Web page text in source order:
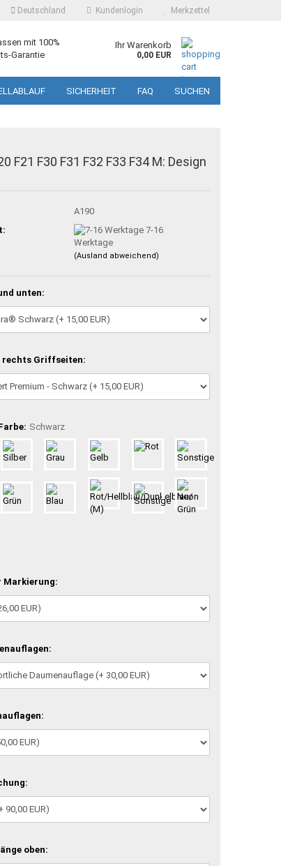
Deutschland Kundenlogin Merkzettel
mit 100%
Garantie
Ihr Warenkorb
0,00 EUR
SICHERHEIT FAQ SUCHEN
F21 F30 F31 F32 F33 F34 M: Design
A190
7-16
Werktage
(Ausland abweichend)
unten:
rechts Griffseiten:
Schwarz
Markierung:
oben: